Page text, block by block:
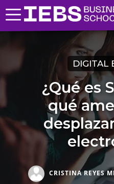
DIGITAL
¿Qué es
qué
CRISTINA REYES